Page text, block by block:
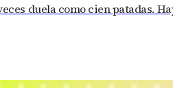
duela como cien patadas.